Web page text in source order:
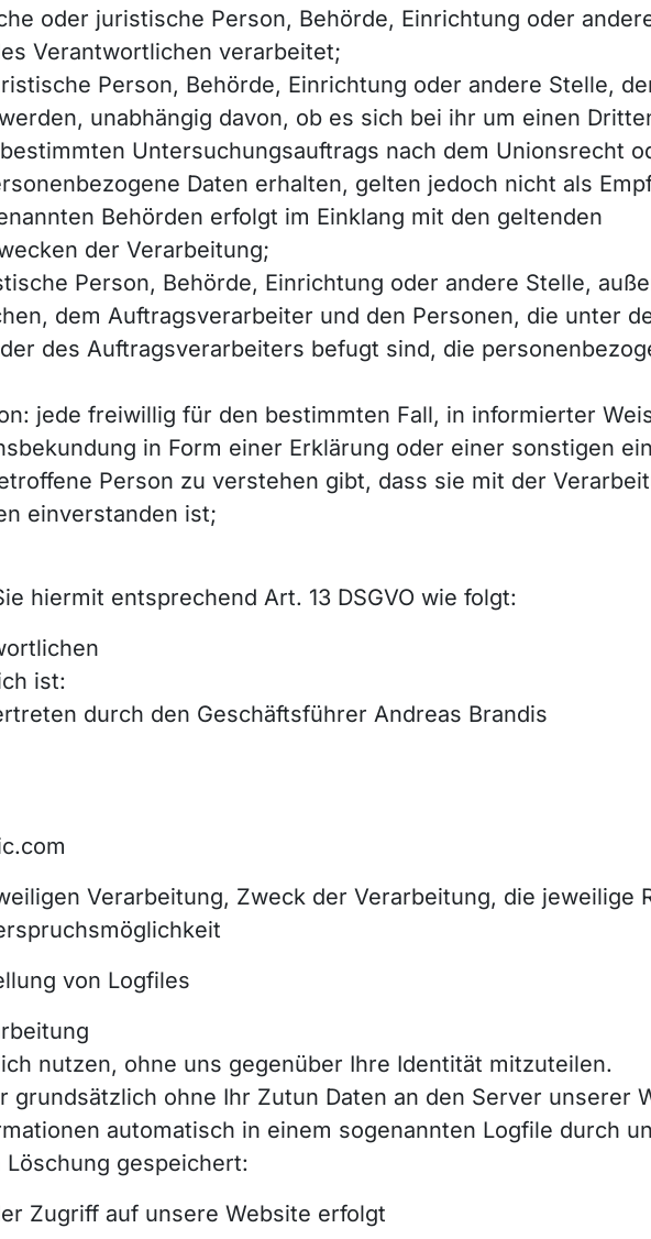
oder juristische Person, Behörde, Einrichtung oder
Verantwortlichen verarbeitet;
Person, Behörde, Einrichtung oder andere Stelle,
unabhängig davon, ob es sich bei ihr um einen
Untersuchungsauftrags nach dem Unionsrecht
Daten erhalten, gelten jedoch nicht als
Behörden erfolgt im Einklang mit den geltenden
der Verarbeitung;
Person, Behörde, Einrichtung oder andere Stelle,
dem Auftragsverarbeiter und den Personen, die unter
des Auftragsverarbeiters befugt sind, die
jede freiwillig für den bestimmten Fall, in informierter
in Form einer Erklärung oder einer sonstigen
Person zu verstehen gibt, dass sie mit der
einverstanden ist;
hiermit entsprechend Art. 13 DSGVO wie folgt:
ist:
durch den Geschäftsführer Andreas Brandis
Verarbeitung, Zweck der Verarbeitung, die jeweilige
von Logfiles
nutzen, ohne uns gegenüber Ihre Identität mitzuteilen.
ohne Ihr Zutun Daten an den Server unserer
automatisch in einem sogenannten Logfile durch
gespeichert:
Zugriff auf unsere Website erfolgt